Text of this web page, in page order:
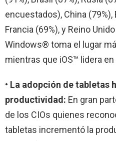
encuestados), China (79%),
Francia (69%), y Reino
Windows® toma el lugar
mientras que iOS™ lidera en
• La adopción de tabletas
productividad: En gran
de los CIOs quienes
tabletas incrementó la